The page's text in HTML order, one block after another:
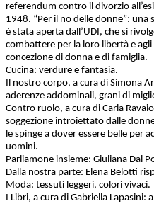
referendum contro il divorzio
1948. “Per il no delle donne”: una
è stata aperta dall’UDI, che si
combattere per la loro libertà e
concezione di donna e di famiglia.
Cucina: verdure e fantasia.
Il nostro corpo, a cura di Simona
aderenze addominali, grani di
Contro ruolo, a cura di Carla
soggezione introiettato dalle
le spinge a dover essere belle per
uomini.
Parliamone insieme: Giuliana Dal
Dalla nostra parte: Elena Belotti
Moda: tessuti leggeri, colori vivaci.
I Libri, a cura di Gabriella